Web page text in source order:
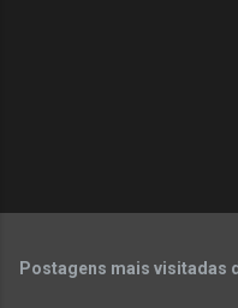
Postagens mais visitadas